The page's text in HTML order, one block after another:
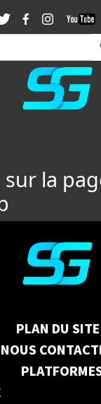
la
PLAN DU SITE
NOUS